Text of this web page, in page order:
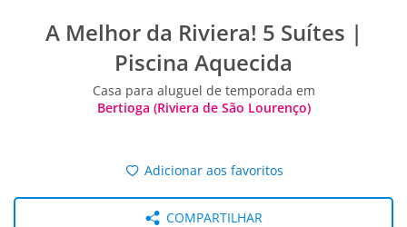
A Melhor da Riviera! 5 Suítes |
Piscina Aquecida
Casa para aluguel de temporada em
Bertioga (Riviera de São Lourenço)
Adicionar aos favoritos
COMPARTILHAR